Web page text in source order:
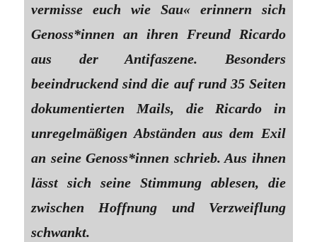
vermisse euch wie Sau« erinnern sich
Genoss*innen an ihren Freund Ricardo
aus der Antifaszene. Besonders
beeindruckend sind die auf rund 35 Seiten
dokumentierten Mails, die Ricardo in
unregelmäßigen Abständen aus dem Exil
an seine Genoss*innen schrieb. Aus ihnen
lässt sich seine Stimmung ablesen, die
zwischen Hoffnung und Verzweiflung
schwankt.